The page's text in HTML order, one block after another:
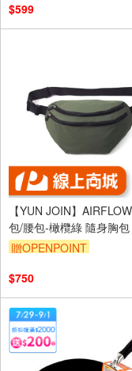
$599
【YUN JOIN】
包/腰包-橄欖綠 隨身胸
能風格
贈OPENPOINT
$750